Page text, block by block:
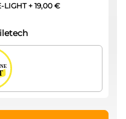
LIGHT+ 19,00 €